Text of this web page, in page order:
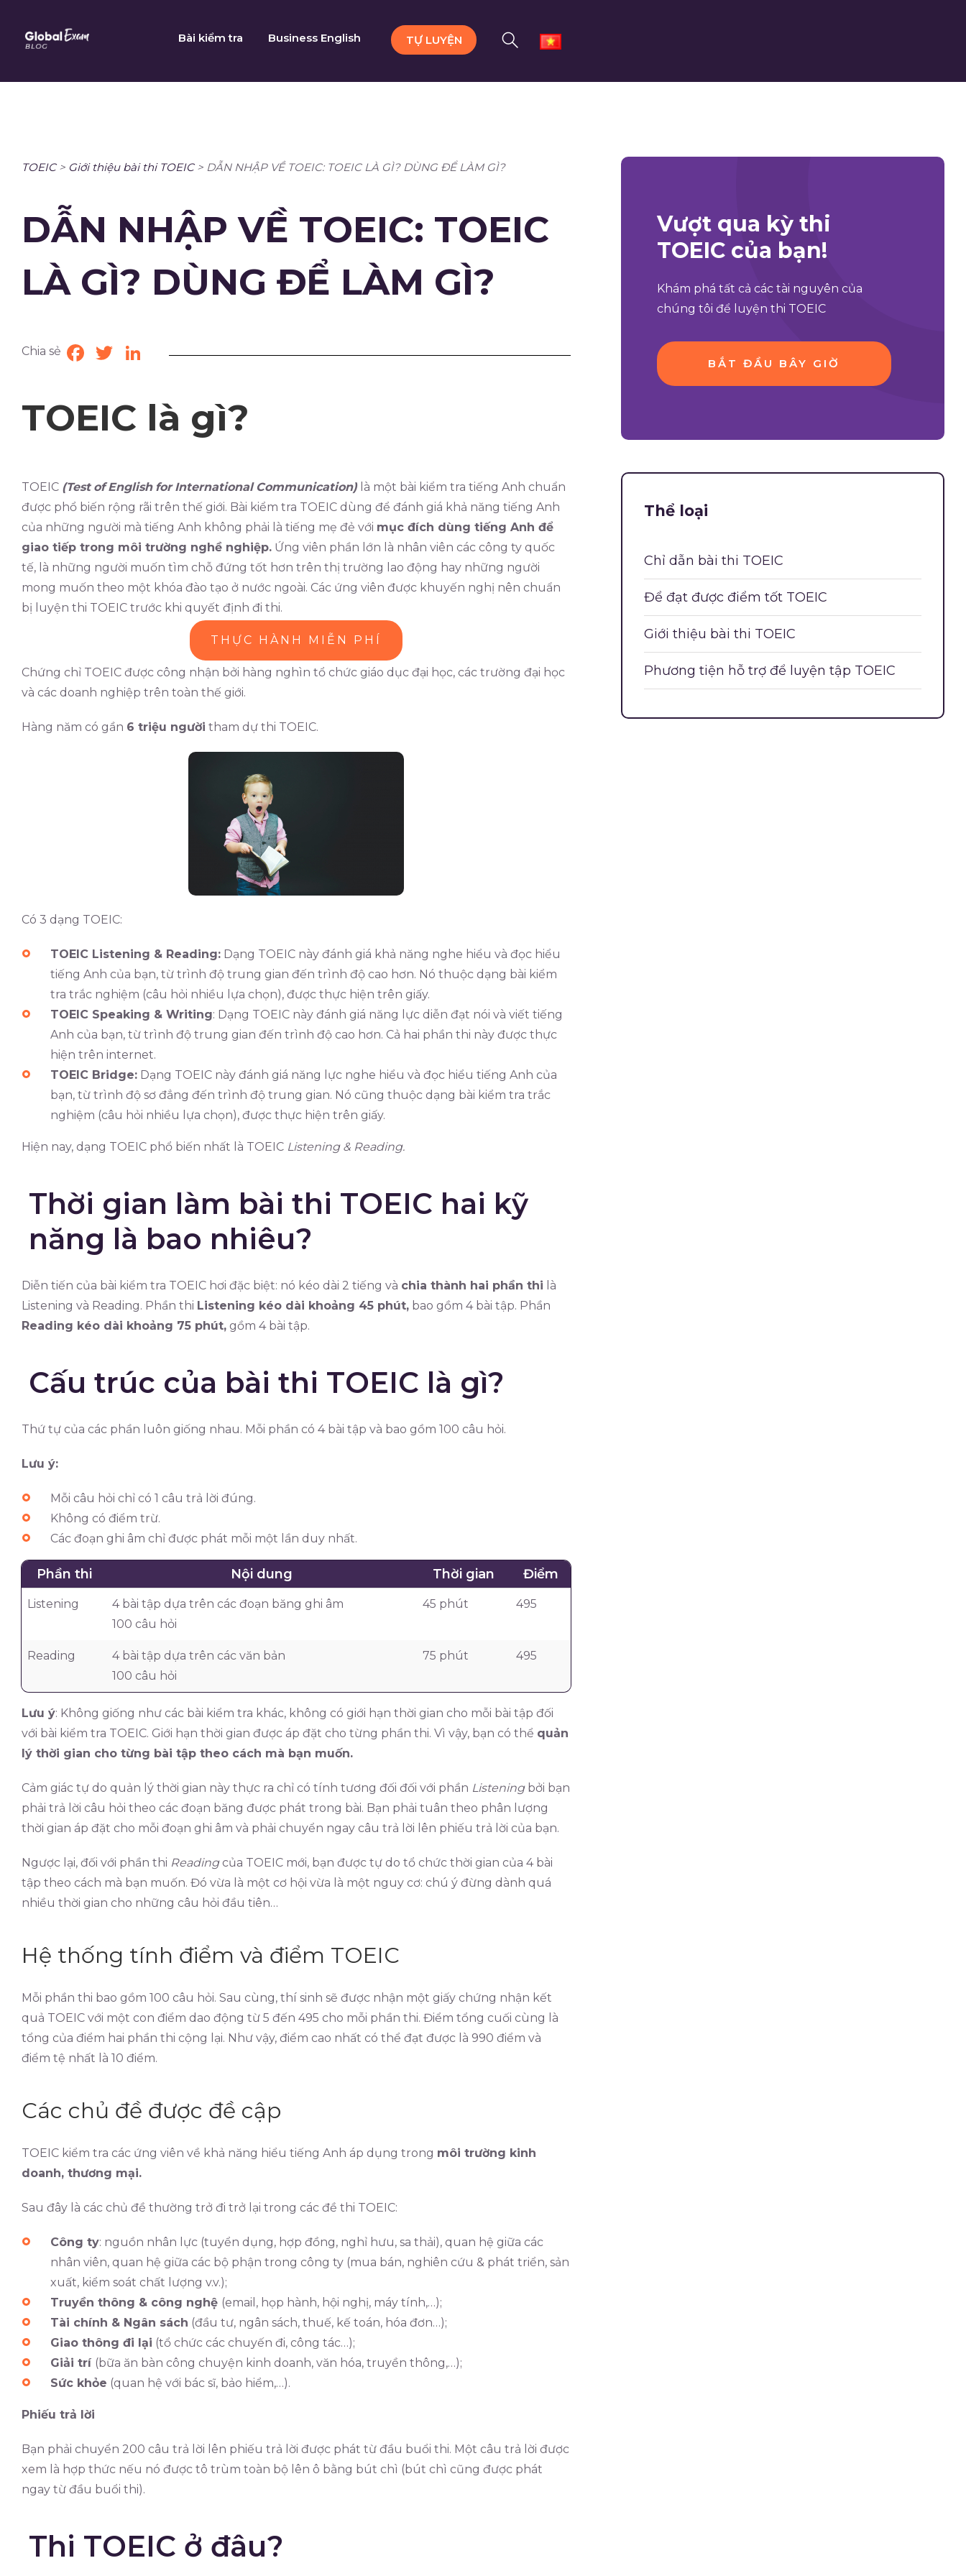
content
Bài kiểm tra Business English TỰ LUYỆN
TOEIC> Giới thiệu bài thi TOEIC> DẪN NHẬP VỀ TOEIC: TOEIC LÀ GÌ? DÙNG ĐỂ LÀM GÌ?
DẪN NHẬP VỀ TOEIC: TOEIC
LÀ GÌ? DÙNG ĐỂ LÀM GÌ?
Chia sẻ Facebook
TwitterLinkedIn
TOEIC là gì?
TOEIC (Test of English for International Communication)là một bài kiểm tra tiếng Anh chuẩn
được phổ biến rộng rãi trên thế giới. Bài kiểm tra TOEIC dùng để đánh giá khả năng tiếng Anh
của những người mà tiếng Anh không phải là tiếng mẹ đẻ với mục đích dùng tiếng Anh để
giao tiếp trong môi trường nghề nghiệp. Ứng viên phần lớn là nhân viên các công ty quốc
tế, là những người muốn tìm chỗ đứng tốt hơn trên thị trường lao động hay những người
mong muốn theo một khóa đào tạo ở nước ngoài. Các ứng viên được khuyến nghị nên chuẩn
bị luyện thi TOEIC trước khi quyết định đi thi.
THỰC HÀNH MIỄN PHÍ
Chứng chỉ TOEIC được công nhận bởi hàng nghìn tổ chức giáo dục đại học, các trường đại học
và các doanh nghiệp trên toàn thế giới.
Hàng năm có gần 6 triệu người tham dự thi TOEIC.
Có 3 dạng TOEIC:
TOEIC Listening & Reading: Dạng TOEIC này đánh giá khả năng nghe hiểu và đọc hiểu
tiếng Anh của bạn, từ trình độ trung gian đến trình độ cao hơn. Nó thuộc dạng bài kiểm
tra trắc nghiệm (câu hỏi nhiều lựa chọn), được thực hiện trên giấy.
TOEIC Speaking & Writing: Dạng TOEIC này đánh giá năng lực diễn đạt nói và viết tiếng
Anh của bạn, từ trình độ trung gian đến trình độ cao hơn. Cả hai phần thi này được thực
hiện trên internet.
TOEIC Bridge: Dạng TOEIC này đánh giá năng lực nghe hiểu và đọc hiểu tiếng Anh của
bạn, từ trình độ sơ đẳng đến trình độ trung gian. Nó cũng thuộc dạng bài kiểm tra trắc
nghiệm (câu hỏi nhiều lựa chọn), được thực hiện trên giấy.
Hiện nay, dạng TOEIC phổ biến nhất là TOEIC Listening & Reading.
Thời gian làm bài thi TOEIC hai kỹ
năng là bao nhiêu?
Diễn tiến của bài kiểm tra TOEIC hơi đặc biệt: nó kéo dài 2 tiếng và chia thành hai phần thi là
Listening và Reading. Phần thi Listening kéo dài khoảng 45 phút, bao gồm 4 bài tập. Phần
Reading kéo dài khoảng 75 phút, gồm 4 bài tập.
Cấu trúc của bài thi TOEIC là gì?
Thứ tự của các phần luôn giống nhau. Mỗi phần có 4 bài tập và bao gồm 100 câu hỏi.
Lưu ý:
Mỗi câu hỏi chỉ có 1 câu trả lời đúng.
Không có điểm trừ.
Các đoạn ghi âm chỉ được phát mỗi một lần duy nhất.
Phần thi Nội dung Thời gian Điểm
Listening
4 bài tập dựa trên các đoạn băng ghi âm
100 câu hỏi
45 phút 495
Reading
4 bài tập dựa trên các văn bản
100 câu hỏi
75 phút 495
Lưu ý: Không giống như các bài kiểm tra khác, không có giới hạn thời gian cho mỗi bài tập đối
với bài kiểm tra TOEIC. Giới hạn thời gian được áp đặt cho từng phần thi. Vì vậy, bạn có thể quản
lý thời gian cho từng bài tập theo cách mà bạn muốn.
Cảm giác tự do quản lý thời gian này thực ra chỉ có tính tương đối đối với phần Listening bởi bạn
phải trả lời câu hỏi theo các đoạn băng được phát trong bài. Bạn phải tuân theo phân lượng
thời gian áp đặt cho mỗi đoạn ghi âm và phải chuyển ngay câu trả lời lên phiếu trả lời của bạn.
Ngược lại, đối với phần thi Readingcủa TOEIC mới, bạn được tự do tổ chức thời gian của 4 bài
tập theo cách mà bạn muốn. Đó vừa là một cơ hội vừa là một nguy cơ: chú ý đừng dành quá
nhiều thời gian cho những câu hỏi đầu tiên…
Hệ thống tính điểm và điểm TOEIC
Mỗi phần thi bao gồm 100 câu hỏi. Sau cùng, thí sinh sẽ được nhận một giấy chứng nhận kết
quả TOEIC với một con điểm dao động từ 5 đến 495 cho mỗi phần thi. Điểm tổng cuối cùng là
tổng của điểm hai phần thi cộng lại. Như vậy, điểm cao nhất có thể đạt được là 990 điểm và
điểm tệ nhất là 10 điểm.
Các chủ đề được đề cập
TOEIC kiểm tra các ứng viên về khả năng hiểu tiếng Anh áp dụng trong môi trường kinh
doanh, thương mại.
Sau đây là các chủ đề thường trở đi trở lại trong các đề thi TOEIC:
Công ty: nguồn nhân lực (tuyển dụng, hợp đồng, nghỉ hưu, sa thải), quan hệ giữa các
nhân viên, quan hệ giữa các bộ phận trong công ty (mua bán, nghiên cứu & phát triển, sản
xuất, kiểm soát chất lượng v.v.);
Truyền thông & công nghệ (email, họp hành, hội nghị, máy tính,…);
Tài chính & Ngân sách (đầu tư, ngân sách, thuế, kế toán, hóa đơn…);
Giao thông đi lại (tổ chức các chuyến đi, công tác…);
Giải trí (bữa ăn bàn công chuyện kinh doanh, văn hóa, truyền thông,…);
Sức khỏe (quan hệ với bác sĩ, bảo hiểm,…).
Phiếu trả lời
Bạn phải chuyển 200 câu trả lời lên phiếu trả lời được phát từ đầu buổi thi. Một câu trả lời được
xem là hợp thức nếu nó được tô trùm toàn bộ lên ô bằng bút chì (bút chì cũng được phát
ngay từ đầu buổi thi).
Thi TOEIC ở đâu?
Vượt qua kỳ thi
TOEIC của bạn!
Khám phá tất cả các tài nguyên của
chúng tôi để luyện thi TOEIC
BẮT ĐẦU BÂY GIỜ
Thể loại
Chỉ dẫn bài thi TOEIC
Để đạt được điểm tốt TOEIC
Giới thiệu bài thi TOEIC
Phương tiện hỗ trợ để luyện tập TOEIC